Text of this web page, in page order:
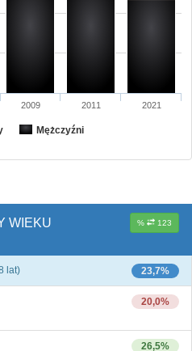
Mężczyźni
2009 2011 2021
% 123
WIEKU
23,7%
lat)
20,0%
26,5%